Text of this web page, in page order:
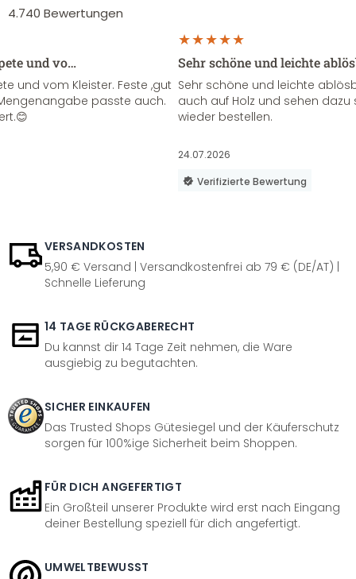
4.740 Bewertungen
und vo…
und vom Kleister. Feste ,gut
passte auch.
Sehr schöne und leichte
Sehr schöne und leichte
auch auf Holz und sehen
wieder bestellen.
24.07.2026
Verifizierte Bewertung
VERSANDKOSTEN
5,90 € Versand | Versandkostenfrei ab 79 € (DE/AT) |
Schnelle Lieferung
14 TAGE RÜCKGABERECHT
Du kannst dir 14 Tage Zeit nehmen, die Ware
ausgiebig zu begutachten.
SICHER EINKAUFEN
Das Trusted Shops Gütesiegel und der Käuferschutz
sorgen für 100%ige Sicherheit beim Shoppen.
FÜR DICH ANGEFERTIGT
Ein Großteil unserer Produkte wird erst nach Eingang
deiner Bestellung speziell für dich angefertigt.
UMWELTBEWUSST